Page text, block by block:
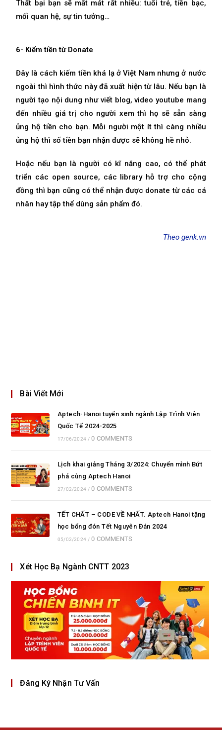
Thất bại bạn sẽ mất mát rất nhiều: tuổi trẻ, tiền bạc,
mối quan hệ, sự tin tưởng…
6- Kiếm tiền từ Donate
Đây là cách kiếm tiền khá lạ ở Việt Nam nhưng ở nước
ngoài thì hình thức này đã xuất hiện từ lâu. Nếu bạn là
người tạo nội dung như viết blog, video youtube mang
đến nhiều giá trị cho người xem thì họ sẽ sẵn sàng
ủng hộ tiền cho bạn. Mỗi người một ít thì càng nhiều
ủng hộ thì số tiền bạn nhận được sẽ không hề nhỏ.
Hoặc nếu bạn là người có kĩ năng cao, có thể phát
triển các open source, các library hỗ trợ cho cộng
đồng thì bạn cũng có thể nhận được donate từ các cá
nhân hay tập thể dùng sản phẩm đó.
Theo genk.vn
Bài Viết Mới
Aptech-Hanoi tuyển sinh ngành Lập Trình Viên
Quốc Tế 2024-2025
17/06/2024 / 0 COMMENTS
Lịch khai giảng Tháng 3/2024: Chuyển mình Bứt
phá cùng Aptech Hanoi
27/02/2024 / 0 COMMENTS
TẾT CHẤT – CODE VỀ NHẤT. Aptech Hanoi tặng
học bổng đón Tết Nguyên Đán 2024
05/02/2024 / 0 COMMENTS
Xét Học Bạ Ngành CNTT 2023
Đăng Ký Nhận Tư Vấn